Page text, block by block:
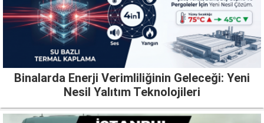
Binalarda Enerji Verimliliğinin Geleceği: Yeni
Nesil Yalıtım Teknolojileri